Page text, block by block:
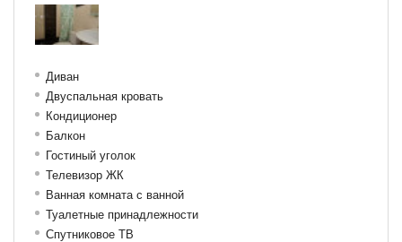
Диван
Двуспальная кровать
Кондиционер
Балкон
Гостиный уголок
Телевизор ЖК
Ванная комната с ванной
Туалетные принадлежности
Спутниковое ТВ